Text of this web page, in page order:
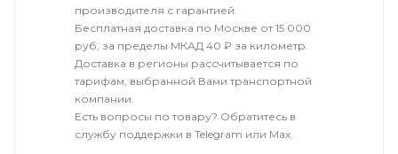
производителя с гарантией.
Бесплатная доставка по Москве от 15 000
руб, за пределы МКАД 40 ₽ за километр.
Доставка в регионы рассчитывается по
тарифам, выбранной Вами транспортной
компании.
Есть вопросы по товару? Обратитесь в
службу поддержки в Telegram или Max.